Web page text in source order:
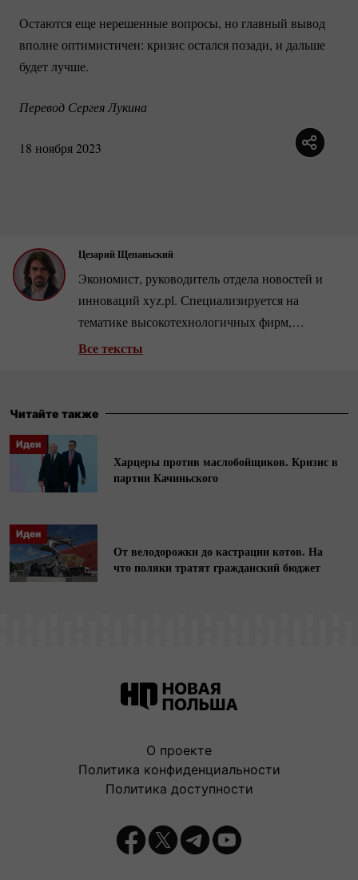
Остаются еще нерешенные вопросы, но главный вывод
вполне оптимистичен: кризис остался позади, и дальше
будет лучше.
Перевод Сергея Лукина
18 ноября 2023
Цезарий Щепаньский
Экономист, руководитель отдела новостей и
инноваций xyz.pl. Специализируется на
тематике высокотехнологичных фирм,
розничной торговли и рынка недвижимости.
экономистами.
Все тексты
Читайте также
Идеи
Харцеры против маслобойщиков. Кризис в
партии Качиньского
Идеи
От велодорожки до кастрации котов. На
что поляки тратят гражданский бюджет
О проекте
Политика конфиденциальности
Политика доступности